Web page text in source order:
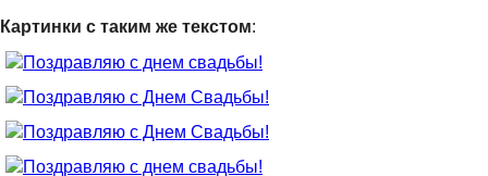
Картинки с таким же текстом: